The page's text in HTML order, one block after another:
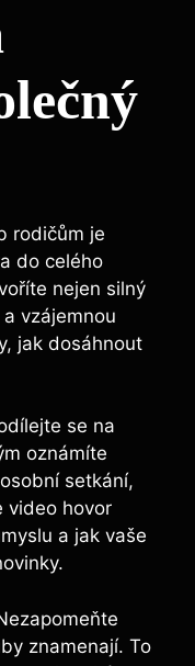
rodičům je
do celého
nejen silný
vzájemnou
jak dosáhnout
se na
oznámíte
setkání,
video hovor
a jak vaše
znamenají. To